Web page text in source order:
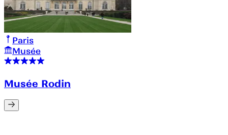
Paris
Musée
Musée Rodin